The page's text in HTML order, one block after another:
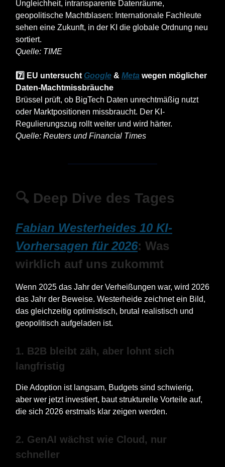
Ungleichheit, intransparente Datenräume,
geopolitische Machtblasen: Internationale Fachleute
sehen eine Zukunft, in der KI die globale Ordnung neu
sortiert.
Quelle: TIME
7️⃣ EU untersucht Google & Meta wegen möglicher
Daten-Machtmissbräuche
Brüssel prüft, ob BigTech Daten unrechtmäßig nutzt
oder Marktpositionen missbraucht. Der KI-
Regulierungszug rollt weiter und wird härter.
Quelle: Reuters und Financial Times
🔍 Deep Dive des Tages
Fabian Westerheides 10 KI-
Vorhersagen für 2026: Was
wirklich auf uns zukommt
Wenn 2025 das Jahr der Verheißungen war, wird 2026
das Jahr der Beweise. Westerheide zeichnet ein Bild,
das gleichzeitig optimistisch, brutal realistisch und
geopolitisch aufgeladen ist.
1. B2B bleibt zäh, aber lohnt sich
langfristig
Die Adoption ist langsam, Budgets sind schwierig,
aber wer jetzt investiert, baut strukturelle Vorteile auf,
die sich 2026 erstmals klar zeigen werden.
2. GenAI wächst wie Cloud, nur
schneller